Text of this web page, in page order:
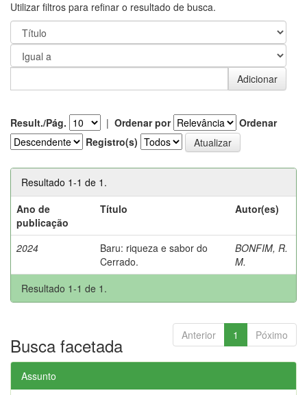
Utilizar filtros para refinar o resultado de busca.
Result./Pág. | Ordenar por
Ordenar
Registro(s)
Resultado 1-1 de 1.
Ano de
publicação
Título Autor(es)
2024
Baru: riqueza e sabor do
Cerrado.
BONFIM, R.
M.
Resultado 1-1 de 1.
Anterior 1 Póximo
Busca facetada
Assunto